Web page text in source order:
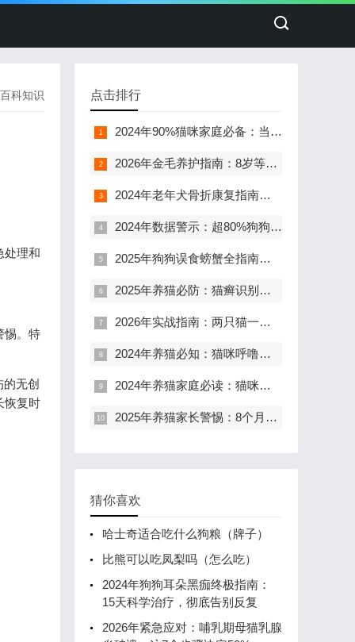
科知识
处理和
惕。特
无创
恢复时
点击排行
2024年90%猫咪家庭必备：当主子打架眼伤出血，这5个关键步骤决定恢复快慢
2026年金毛养护指南：8岁等于人类64岁，这5个衰老信号千万别忽视！
2024年老年犬骨折康复指南：90%的X光片误判真相与科学养护方案
2024年数据警示：超80%狗狗3岁后患牙周病，面部肿胀+口臭+咳嗽需警惕这2大危险疾病
2025年狗狗误食螃蟹全指南：呕吐、尿黄紧急处理与5大高频问题解答
2025年养猫必防：猫癣识别与护理全指南
2026年实战指南：两只猫一见面就打架？7步拯救你的多猫家庭
2024年养猫必知：猫咪呼噜声背后的5个真相与健康信号
2024年养猫家庭必读：猫咪意外受伤急救指南，避免90%家庭悲剧
2025年养猫家长警惕：8个月猫咪运动后“小狗喘”，超三成病例源于这个隐患！
猜你喜欢
哈士奇适合吃什么狗粮（牌子）
比熊可以吃凤梨吗（怎么吃）
2024年狗狗耳朵黑痂终极指南：
15天科学治疗，彻底告别反复
2026年紧急应对：哺乳期母猫乳腺